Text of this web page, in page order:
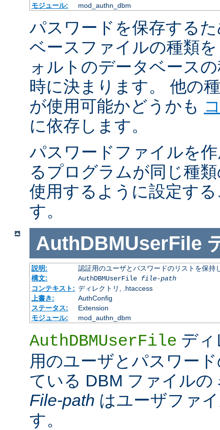
モジュール:
mod_authn_dbm
パスワードを保存する
ベースファイルの種類
ォルトのデータベース
時に決まります。 他の
が使用可能かどうかも
に依存します。
パスワードファイルを
るプログラムが同じ種
使用するように設定す
す。
AuthDBMUserFile
説明:
認証用のユーザとパスワードのリストを保
構文:
AuthDBMUserFile file-path
コンテキスト: ディレクトリ, .htaccess
上書き:
AuthConfig
ステータス:
Extension
モジュール:
mod_authn_dbm
AuthDBMUserFile デ
用のユーザとパスワー
ている DBM ファイルの
File-path はユーザファ
す。